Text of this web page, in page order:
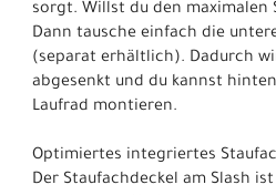
sorgt. Willst du den maximalen
Dann tausche einfach die
(separat erhältlich). Dadurch
abgesenkt und du kannst
Laufrad montieren.
Optimiertes integriertes
Der Staufachdeckel am Slash